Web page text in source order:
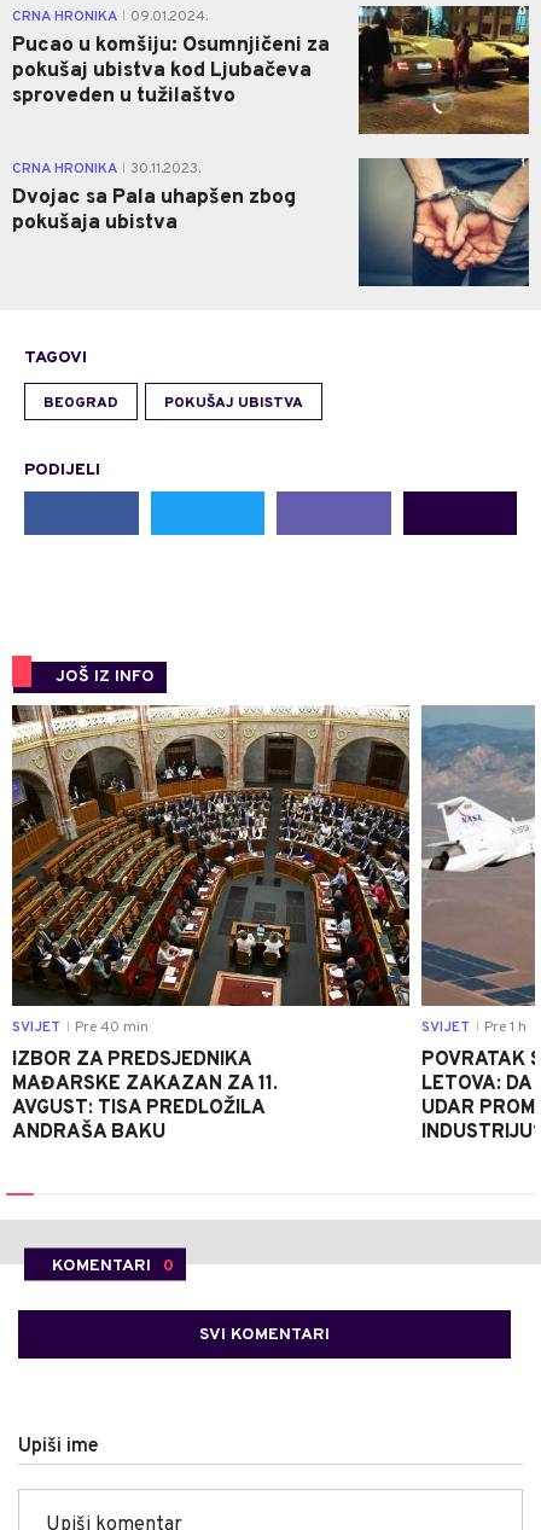
CRNA HRONIKA 09.01.2024.
Pucao u komšiju: Osumnjičeni za
pokušaj ubistva kod Ljubačeva
sproveden u tužilaštvo
0
CRNA HRONIKA 30.11.2023.
Dvojac sa Pala uhapšen zbog
pokušaja ubistva
1
TAGOVI
BEOGRAD POKUŠAJ UBISTVA
PODIJELI
JOŠ IZ INFO
0
SVIJET Pre 40 min
IZBOR ZA PREDSJEDNIKA
MAĐARSKE ZAKAZAN ZA 11.
AVGUST: TISA PREDLOŽILA
ANDRAŠA BAKU
SVIJET Pre 1 h
POVRATAK
LETOVA: DA
UDAR
KOMENTARI 0
SVI KOMENTARI
Upiši ime